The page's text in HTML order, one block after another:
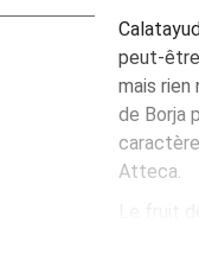
peut-être
mais rien
de Borja
Atteca.
Borja.